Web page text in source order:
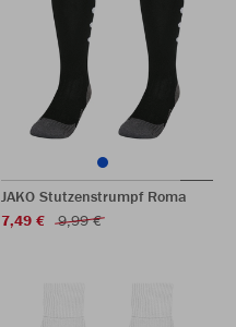
JAKO Stutzenstrumpf Roma
7,49 €
9,99 €